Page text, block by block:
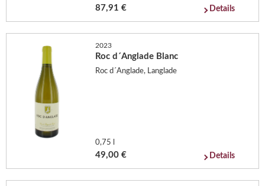
87,91 € Details
2023
Roc d´Anglade Blanc
Roc d´Anglade, Langlade
0,75 l
49,00 € Details